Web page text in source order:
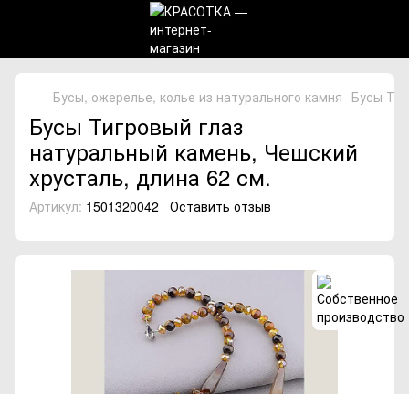
Бусы, ожерелье, колье из натурального камня Бусы
Бусы Тигровый глаз
натуральный камень, Чешский
хрусталь, длина 62 см.
Артикул: 1501320042 Оставить отзыв